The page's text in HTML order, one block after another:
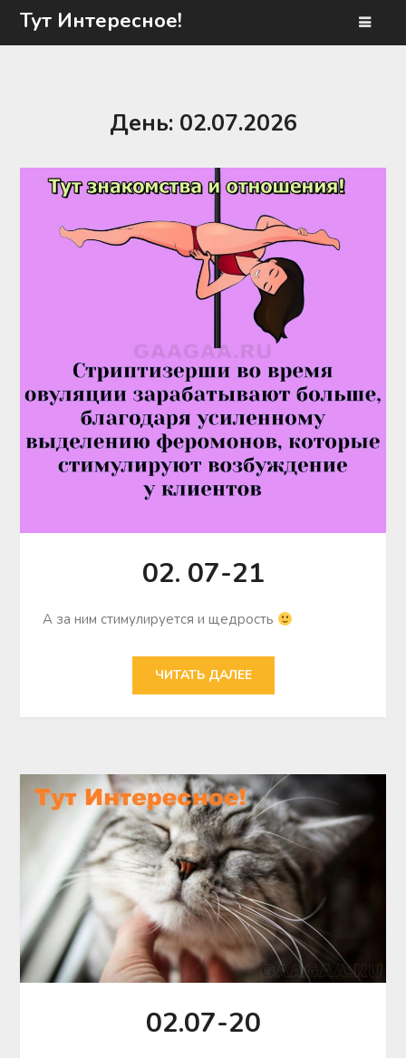
Перейти
Тут Интересное!
День: 02.07.2026
02. 07-21
А за ним стимулируется и щедрость
ЧИТАТЬ ДАЛЕЕ
02.07-20